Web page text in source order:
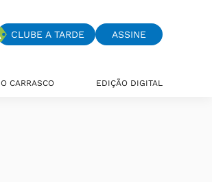
CLUBE A TARDE ASSINE
O CARRASCO EDIÇÃO DIGITAL